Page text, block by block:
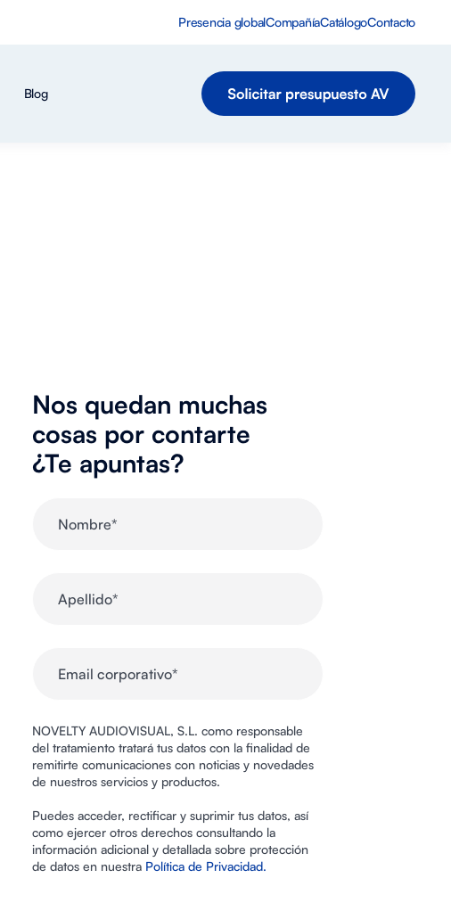
Presencia globalCompañíaCatálogoContacto
Blog
Nos quedan muchas
cosas por contarte
¿Te apuntas?
NOVELTY AUDIOVISUAL, S.L. como responsable
del tratamiento tratará tus datos con la finalidad de
remitirte comunicaciones con noticias y novedades
de nuestros servicios y productos.
Puedes acceder, rectificar y suprimir tus datos, así
como ejercer otros derechos consultando la
información adicional y detallada sobre protección
de datos en nuestra Política de Privacidad.